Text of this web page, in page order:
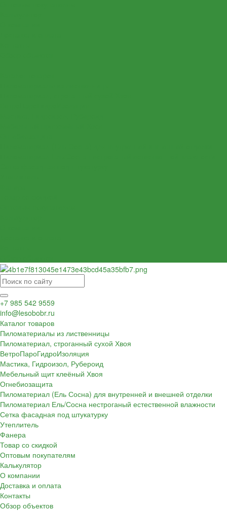
+7 985 542 9559
info@lesobobr.ru
Каталог товаров
Пиломатериалы из лиственницы
Пиломатериал, строганный сухой Хвоя
ВетроПароГидроИзоляция
Мастика, Гидроизол, Рубероид
Мебельный щит клеёный Хвоя
Огнебиозащита
Пиломатериал (Ель Сосна) для внутренней и внешней отделки
Пиломатериал Ель/Сосна нестроганый естественной влажности
Сетка фасадная под штукатурку
Утеплитель
Фанера
Товар со скидкой
Оптовым покупателям
Калькулятор
О компании
Доставка и оплата
Контакты
Обзор объектов